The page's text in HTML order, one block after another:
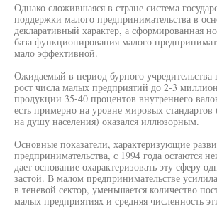
Однако сложившаяся в стране система
поддержки малого предпринимательства в
декларативный характер, а сформированная
база функционирования малого
мало эффективной.
Ожидаемый в период бурного учредительства
рост числа малых предприятий до 2-3
продукции 35-40 процентов внутреннего
есть примерно на уровне мировых
на душу населения) оказался иллюзорным.
Основные показатели, характеризующие
предпринимательства, с 1994 года остаются
дает основание охарактеризовать эту сферу
застой. В малом предпринимательстве
в теневой сектор, уменьшается количество
малых предприятиях и средняя численность